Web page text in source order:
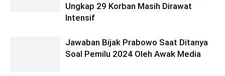
Ungkap 29 Korban Masih Dirawat
Intensif
Jawaban Bijak Prabowo Saat Ditanya
Soal Pemilu 2024 Oleh Awak Media